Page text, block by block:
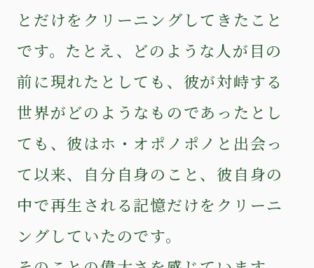
とだけをクリーニングしてきたこと
です。たとえ、どのような人が目の
前に現れたとしても、彼が対峙する
世界がどのようなものであったとし
ても、彼はホ・オポノポノと出会っ
て以来、自分自身のこと、彼自身の
中で再生される記憶だけをクリーニ
ングしていたのです。